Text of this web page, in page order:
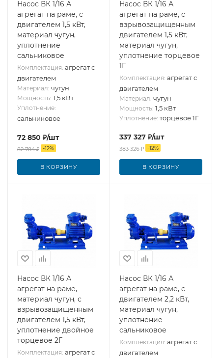
Насос ВК 1/16 А
агрегат на раме, с
двигателем 1,5 кВт,
материал чугун,
уплотнение
сальниковое
Комплектация: агрегат с
двигателем
Материал: чугун
Мощность: 1,5 кВт
Уплотнение:
сальниковое
72 850 ₽/шт
82 784₽ -12%
В КОРЗИНУ
Насос ВК 1/16 А
агрегат на раме, с
взрывозащищенным
двигателем 1,5 кВт,
материал чугун,
уплотнение торцевое
1Г
Комплектация: агрегат с
двигателем
Материал: чугун
Мощность: 1,5 кВт
Уплотнение: торцевое 1Г
337 327 ₽/шт
383 326₽ -12%
В КОРЗИНУ
Насос ВК 1/16 А
агрегат на раме,
материал чугун, с
взрывозащищенным
двигателем 1,5 кВт,
уплотнение двойное
торцевое 2Г
Комплектация: агрегат с
Насос ВК 1/16 А
агрегат на раме, с
двигателем 2,2 кВт,
материал чугун,
уплотнение
сальниковое
Комплектация: агрегат с
двигателем